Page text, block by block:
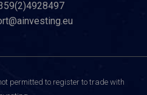
permitted to register to trade with